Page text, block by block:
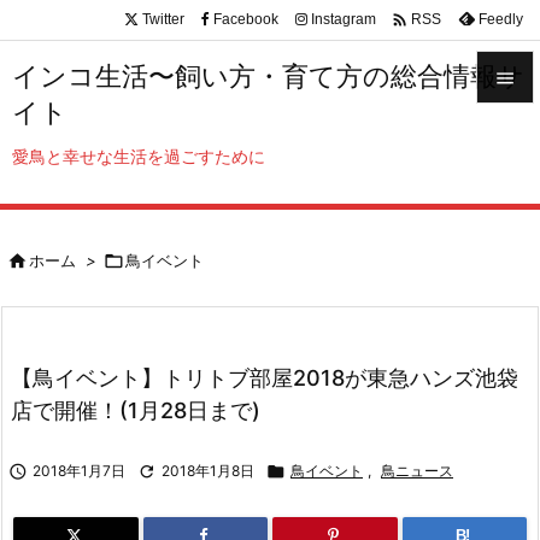
インコ生活〜飼い方・育て方の総合情報サ
イト
愛鳥と幸せな生活を過ごすために

サイド


Twitter Facebook Instagram  RSS Feedly
ホーム > 鳥イベント
【鳥イベント】トリトブ部屋2018が東急ハンズ池袋
店で開催！(1月28日まで)
 2018年1月7日  2018年1月8日  鳥イベント , 鳥ニュース
B!